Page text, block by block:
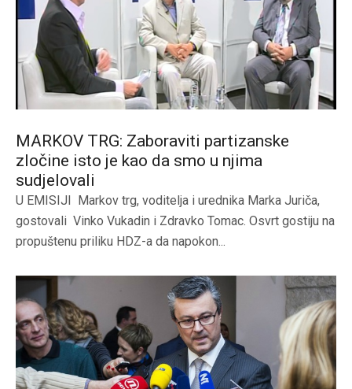
MARKOV TRG: Zaboraviti partizanske
zločine isto je kao da smo u njima
sudjelovali
U EMISIJI Markov trg, voditelja i urednika Marka Juriča,
gostovali Vinko Vukadin i Zdravko Tomac. Osvrt gostiju na
propuštenu priliku HDZ-a da napokon...